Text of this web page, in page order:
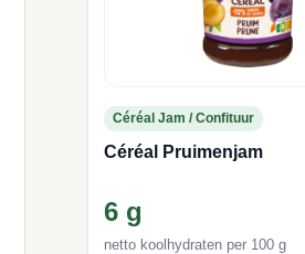
Céréal Jam / Confituur
Céréal Pruimenjam
6 g
netto koolhydraten per 100 g